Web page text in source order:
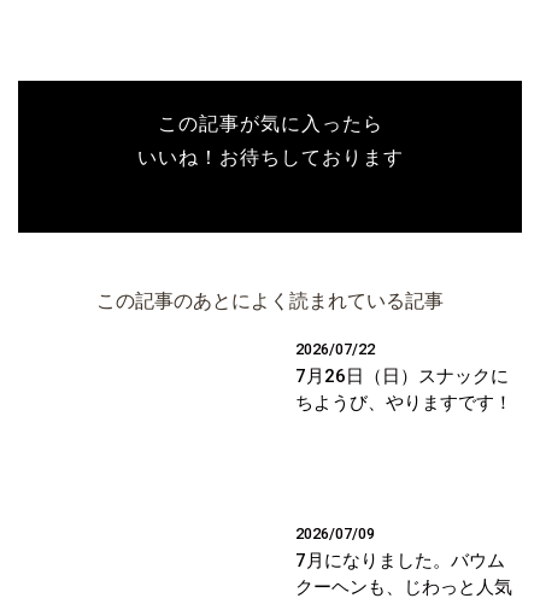
この記事が気に入ったら
いいね！お待ちしております
この記事のあとによく読まれている記事
2026/07/22
7月26日（日）スナックに
ちようび、やりますです！
2026/07/09
7月になりました。バウム
クーヘンも、じわっと人気